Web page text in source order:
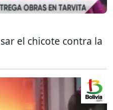
el chicote contra la